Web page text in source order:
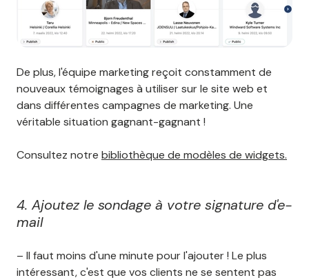
De plus, l'équipe marketing reçoit constamment de
nouveaux témoignages à utiliser sur le site web et
dans différentes campagnes de marketing. Une
véritable situation gagnant-gagnant !
Consultez notre bibliothèque de modèles de widgets.
4. Ajoutez le sondage à votre signature d'e-
mail
– Il faut moins d'une minute pour l'ajouter ! Le plus
intéressant, c'est que vos clients ne se sentent pas